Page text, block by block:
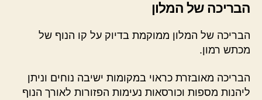
הבריכה של המלון
הבריכה של המלון ממוקמת בדיוק על קו הנוף של
מכתש רמון.
הבריכה מאובזרת כראוי במקומות ישיבה נוחים וניתן
ליהנות מספות וכורסאות נעימות הפזורות לאורך הנוף